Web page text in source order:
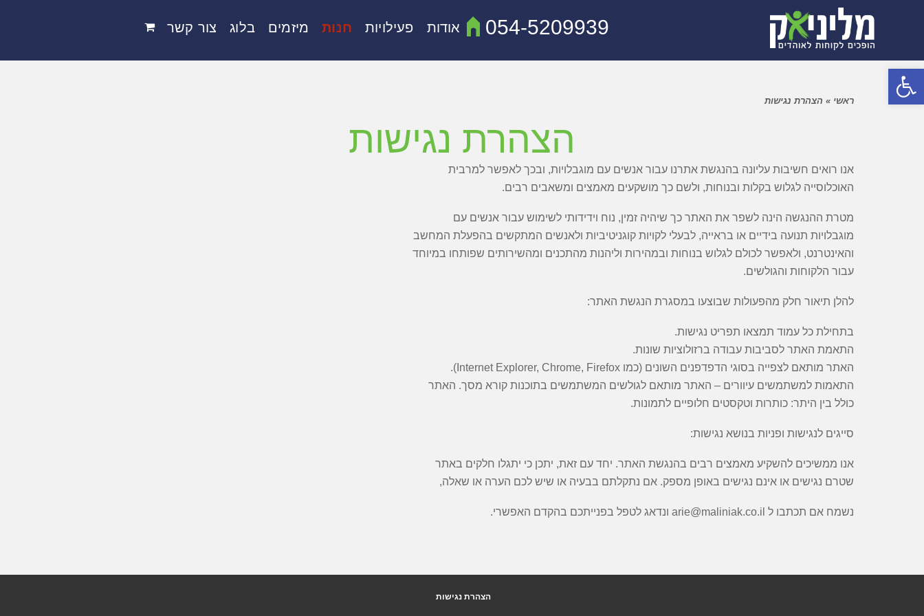
פתח סרגל נגישות
אודות פעילויות חנות מיזמים בלוג צור קשר 054-5209939
ראשי » הצהרת נגישות
הצהרת נגישות
אנו רואים חשיבות עליונה בהנגשת אתרנו עבור אנשים עם מוגבלויות, ובכך לאפשר למרבית
האוכלוסייה לגלוש בקלות ובנוחות, ולשם כך מושקעים מאמצים ומשאבים רבים.
מטרת ההנגשה הינה לשפר את האתר כך שיהיה זמין, נוח וידידותי לשימוש עבור אנשים עם
מוגבלויות תנועה בידיים או בראייה, לבעלי לקויות קוגניטיביות ולאנשים המתקשים בהפעלת המחשב
והאינטרנט, ולאפשר לכולם לגלוש בנוחות ובמהירות וליהנות מהתכנים ומהשירותים שפותחו במיוחד
עבור הלקוחות והגולשים.
להלן תיאור חלק מהפעולות שבוצעו במסגרת הנגשת האתר:
בתחילת כל עמוד תמצאו תפריט נגישות.
התאמת האתר לסביבות עבודה ברזולוציות שונות.
האתר מותאם לצפייה בסוגי הדפדפנים השונים (כמו Internet Explorer, Chrome, Firefox).
התאמות למשתמשים עיוורים – האתר מותאם לגולשים המשתמשים בתוכנות קורא מסך. האתר
כולל בין היתר: כותרות וטקסטים חלופיים לתמונות.
סייגים לנגישות ופניות בנושא נגישות:
אנו ממשיכים להשקיע מאמצים רבים בהנגשת האתר. יחד עם זאת, יתכן כי יתגלו חלקים באתר
שטרם נגישים או אינם נגישים באופן מספק. אם נתקלתם בבעיה או שיש לכם הערה או שאלה,
נשמח אם תכתבו ל arie@maliniak.co.il ונדאג לטפל בפנייתכם בהקדם האפשרי.
הצהרת נגישות